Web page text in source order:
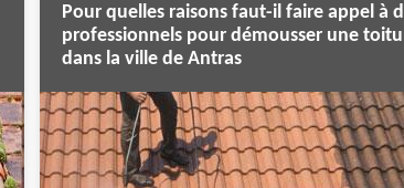
Pour quelles raisons faut-il faire appel à
professionnels pour démousser une
dans la ville de Antras